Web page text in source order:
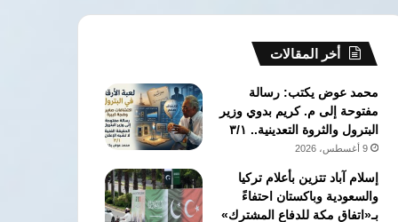
أخر المقالات
محمد عوض يكتب: رسالة
مفتوحة إلى م. كريم بدوي وزير
البترول والثروة التعدينية.. ٣/١
9 أغسطس، 2026
إسلام آباد تتزين بأعلام تركيا
والسعودية وباكستان احتفاءً
بـ«اتفاق مكة للدفاع المشترك»